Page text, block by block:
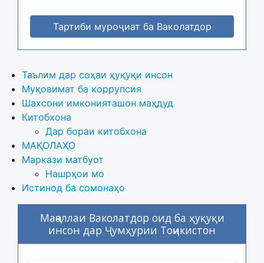
Тартиби муроҷиат ба Ваколатдор
Таълим дар соҳаи ҳуқуқи инсон
Муқовимат ба коррупсия
Шахсони имконияташон маҳдуд
Китобхона
Дар бораи китобхона
МАҚОЛАҲО
Маркази матбуот
Нашрҳои мо
Истинод ба сомонаҳо
Маҷаллаи Ваколатдор оид ба ҳуқуқи
инсон дар Ҷумҳурии Тоҷикистон